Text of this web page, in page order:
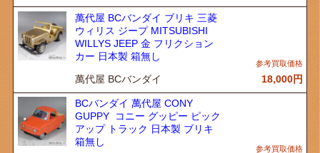
萬代屋 BCバンダイ ブリキ 三菱
ウィリス ジープ MITSUBISHI
WILLYS JEEP 金 フリクション
カー 日本製 箱無し
萬代屋 BCバンダイ 18,000円
BCバンダイ 萬代屋 CONY
GUPPY コニー グッピー ピック
アップ トラック 日本製 ブリキ
箱無し